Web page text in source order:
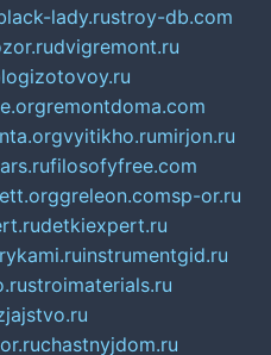
lady.rustroy-db.com
dvigremont.ru
remontdoma.com
vyitikho.rumirjon.ru
filosofyfree.com
greleon.comsp-or.ru
detkiexpert.ru
instrumentgid.ru
stroimaterials.ru
chastnyjdom.ru